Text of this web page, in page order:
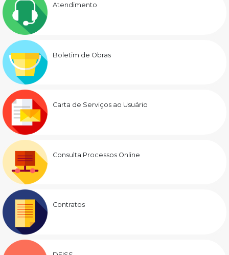
Atendimento
Boletim de Obras
Carta de Serviços ao Usuário
Consulta Processos Online
Contratos